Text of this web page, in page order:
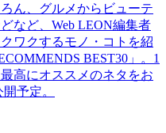
ん、グルメからビューテ
など、Web LEON編集者
ワクするモノ・コトを紹
BEST30」。1
高にオススメのネタをお
予定。